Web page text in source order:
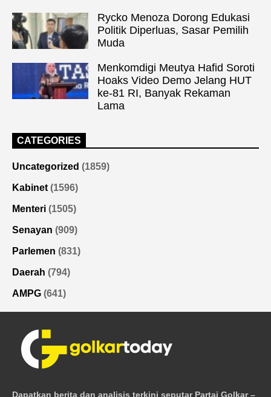
Rycko Menoza Dorong Edukasi
Politik Diperluas, Sasar Pemilih
Muda
Menkomdigi Meutya Hafid Soroti
Hoaks Video Demo Jelang HUT
ke-81 RI, Banyak Rekaman
Lama
CATEGORIES
Uncategorized (1859)
Kabinet (1596)
Menteri (1505)
Senayan (909)
Parlemen (831)
Daerah (794)
AMPG (641)
Dapatkan berita dan analisis terkini seputar Partai Golkar –